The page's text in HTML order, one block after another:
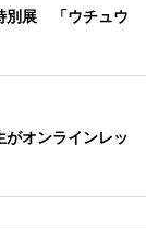
別展 「ウチュウ
オンラインレッ